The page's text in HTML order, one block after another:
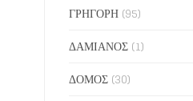
ΓΡΗΓΟΡΗ (95)
ΔΑΜΙΑΝΟΣ (1)
ΔΟΜΟΣ (30)